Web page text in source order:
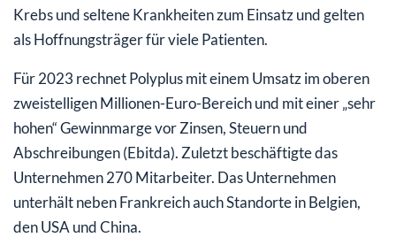
Krebs und seltene Krankheiten zum Einsatz und gelten
als Hoffnungsträger für viele Patienten.
Für 2023 rechnet Polyplus mit einem Umsatz im oberen
zweistelligen Millionen-Euro-Bereich und mit einer „sehr
hohen“ Gewinnmarge vor Zinsen, Steuern und
Abschreibungen (Ebitda). Zuletzt beschäftigte das
Unternehmen 270 Mitarbeiter. Das Unternehmen
unterhält neben Frankreich auch Standorte in Belgien,
den USA und China.